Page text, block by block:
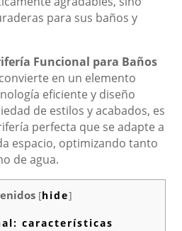
para sus baños y
Funcional para Baños
en un elemento
eficiente y diseño
de estilos y acabados, es
perfecta que se adapte a
espacio, optimizando tanto
de agua.
[hide]
características